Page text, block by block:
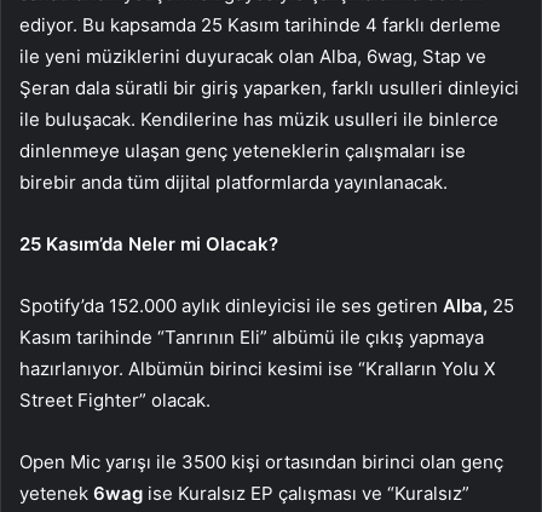
ediyor. Bu kapsamda 25 Kasım tarihinde 4 farklı derleme
ile yeni müziklerini duyuracak olan Alba, 6wag, Stap ve
Şeran dala süratli bir giriş yaparken, farklı usulleri dinleyici
ile buluşacak. Kendilerine has müzik usulleri ile binlerce
dinlenmeye ulaşan genç yeteneklerin çalışmaları ise
birebir anda tüm dijital platformlarda yayınlanacak.
25 Kasım’da Neler mi Olacak?
Spotify’da 152.000 aylık dinleyicisi ile ses getiren Alba, 25
Kasım tarihinde “Tanrının Eli” albümü ile çıkış yapmaya
hazırlanıyor. Albümün birinci kesimi ise “Kralların Yolu X
Street Fighter” olacak.
Open Mic yarışı ile 3500 kişi ortasından birinci olan genç
yetenek 6wag ise Kuralsız EP çalışması ve “Kuralsız”